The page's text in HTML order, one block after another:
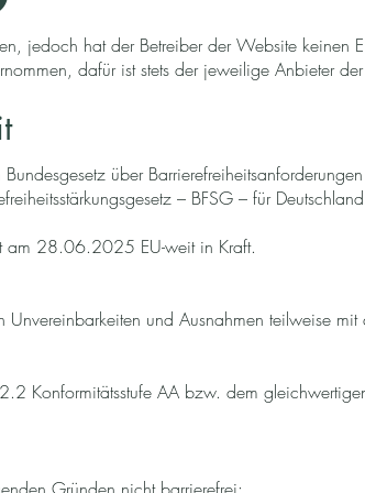
jedoch hat der Betreiber der Website keinen
dafür ist stets der jeweilige Anbieter
über
– BFSG – für
am 28.06.2025 EU-weit in Kraft.
und Ausnahmen teilweise
Konformitätsstufe AA bzw. dem